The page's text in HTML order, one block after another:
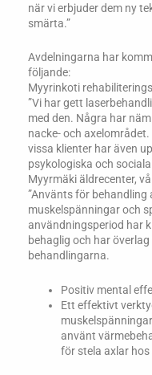
när vi erbjuder dem ny
smärta.”
Avdelningarna har
följande:
Myyrinkoti
”Vi har gett
med den. Några har
nacke- och
vissa klienter har även
psykologiska och sociala
Myyrmäki äldrecenter,
”Använts för
muskelspänningar och
användningsperiod har
behaglig och har
behandlingarna.
Positiv mental
Ett effektivt
använt
för stela axlar hos